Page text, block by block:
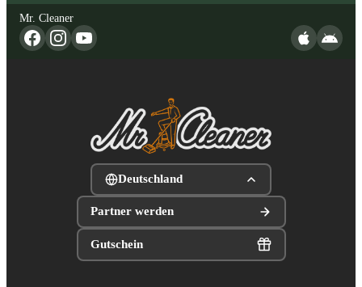
Mr. Cleaner
Deutschland
Partner werden
Gutschein